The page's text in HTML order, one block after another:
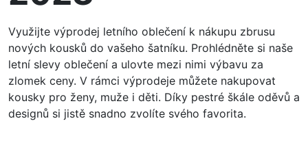
Využijte výprodej letního oblečení k nákupu zbrusu
nových kousků do vašeho šatníku. Prohlédněte si naše
letní slevy oblečení a ulovte mezi nimi výbavu za
zlomek ceny. V rámci výprodeje můžete nakupovat
kousky pro ženy, muže i děti. Díky pestré škále oděvů a
designů si jistě snadno zvolíte svého favorita.